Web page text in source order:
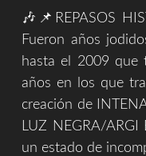
🎶📌REPASOS
Fueron años
hasta el 2009 que
años en los que
creación de
LUZ NEGRA/ARGI
un estado de